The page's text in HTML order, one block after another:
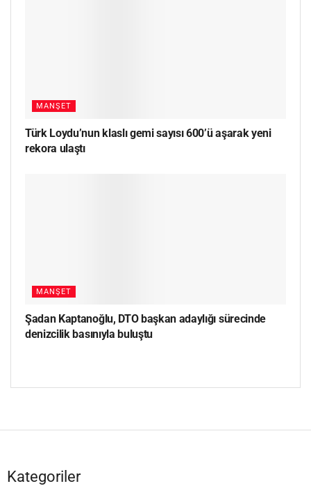
MANŞET
Türk Loydu’nun klaslı gemi sayısı 600’ü aşarak yeni
rekora ulaştı
MANŞET
Şadan Kaptanoğlu, DTO başkan adaylığı sürecinde
denizcilik basınıyla buluştu
Kategoriler